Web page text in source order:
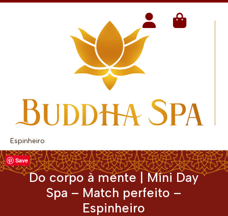
Espinheiro
Do corpo à mente | Mini Day
Spa – Match perfeito –
Espinheiro
Save